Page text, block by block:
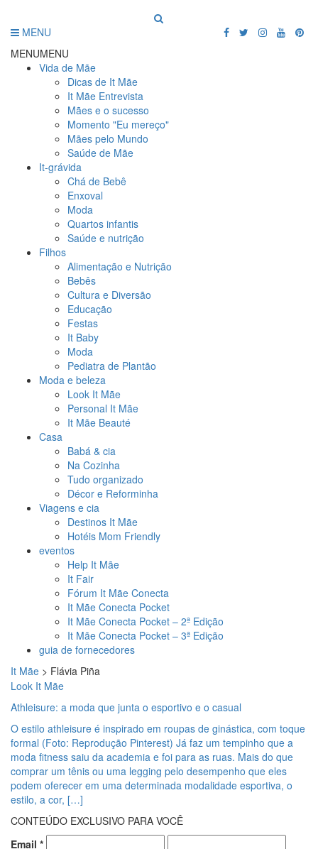
MENU
MENUMENU
Vida de Mãe
Dicas de It Mãe
It Mãe Entrevista
Mães e o sucesso
Momento "Eu mereço"
Mães pelo Mundo
Saúde de Mãe
It-grávida
Chá de Bebê
Enxoval
Moda
Quartos infantis
Saúde e nutrição
Filhos
Alimentação e Nutrição
Bebês
Cultura e Diversão
Educação
Festas
It Baby
Moda
Pediatra de Plantão
Moda e beleza
Look It Mãe
Personal It Mãe
It Mãe Beauté
Casa
Babá & cia
Na Cozinha
Tudo organizado
Décor e Reforminha
Viagens e cia
Destinos It Mãe
Hotéis Mom Friendly
eventos
Help It Mãe
It Fair
Fórum It Mãe Conecta
It Mãe Conecta Pocket
It Mãe Conecta Pocket – 2ª Edição
It Mãe Conecta Pocket – 3ª Edição
guia de fornecedores
It Mãe > Flávia Piña
Look It Mãe
Athleisure: a moda que junta o esportivo e o casual
O estilo athleisure é inspirado em roupas de ginástica, com toque
formal (Foto: Reprodução Pinterest) Já faz um tempinho que a
moda fitness saiu da academia e foi para as ruas. Mais do que
comprar um tênis ou uma legging pelo desempenho que eles
podem oferecer em uma determinada modalidade esportiva, o
estilo, a cor, […]
CONTEÚDO EXCLUSIVO PARA VOCÊ
Email *